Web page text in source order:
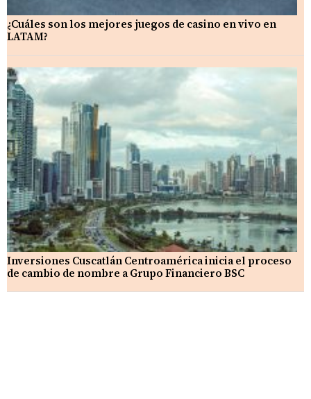
¿Cuáles son los mejores juegos de casino en vivo en
LATAM?
Inversiones Cuscatlán Centroamérica inicia el proceso
de cambio de nombre a Grupo Financiero BSC